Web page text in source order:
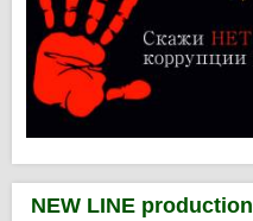
NEW LINE production